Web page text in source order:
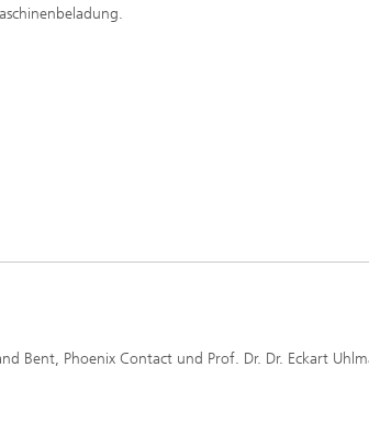
Bent, Phoenix Contact und Prof. Dr. Dr. Eckart